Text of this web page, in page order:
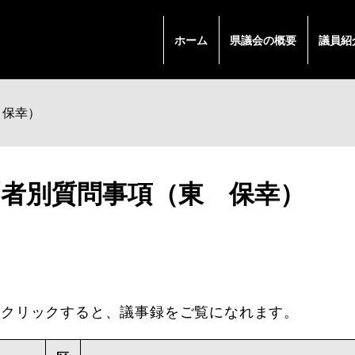
ホーム 県議会の概要 議員紹
幸）
別質問事項（東 保幸）
ックすると、議事録をご覧になれます。